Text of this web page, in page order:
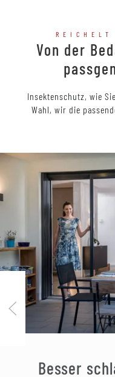
Von der
Insektenschutz, wie
Wahl, wir die
Besser